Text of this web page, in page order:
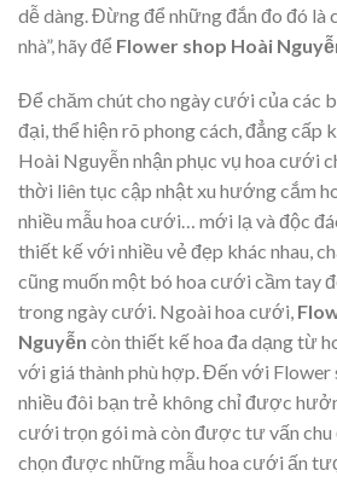
dễ dàng. Đừng để những đắn đo đó là
nhà”, hãy để Flower shop Hoài
Để chăm chút cho ngày cưới của các
đại, thể hiện rõ phong cách, đẳng cấp
Hoài Nguyễn nhận phục vụ hoa cưới
thời liên tục cập nhật xu hướng cắm
nhiều mẫu hoa cưới… mới lạ và độc
thiết kế với nhiều vẻ đẹp khác nhau,
cũng muốn một bó hoa cưới cầm tay
trong ngày cưới. Ngoài hoa cưới,
Nguyễn còn thiết kế hoa đa dạng từ
với giá thành phù hợp. Đến với Flower
nhiều đôi bạn trẻ không chỉ được
cưới trọn gói mà còn được tư vấn chu
chọn được những mẫu hoa cưới ấn